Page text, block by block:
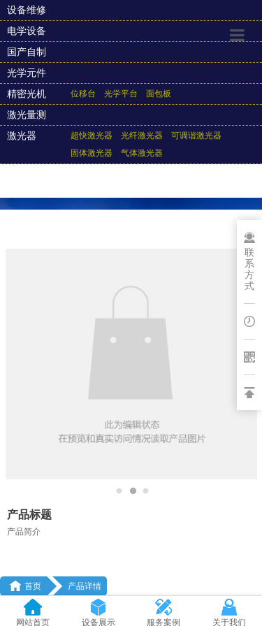
设备维修
电学设备
国产自制
光学元件
精密光机
位移台 光学平台 面包板
激光量测
激光器
超快激光器 光纤激光器
可调谐激光器
固体激光器
气体激光器
产品标题
产品简介
 首页 产品详情
联
系
方
式
网站首页 设备展示 服务案例 关于我们